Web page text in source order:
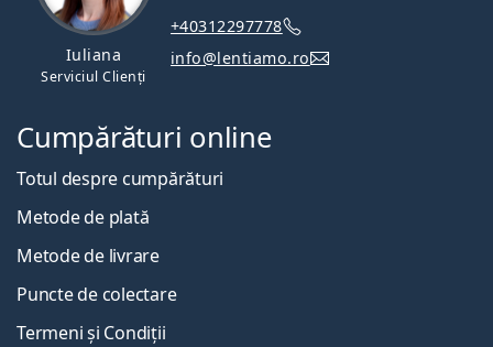
Iuliana
Serviciul Clienți
+40312297778
info@lentiamo.ro
Cumpărături online
Totul despre cumpărături
Metode de plată
Metode de livrare
Puncte de colectare
Termeni și Condiții